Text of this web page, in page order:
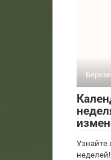
Узнайте